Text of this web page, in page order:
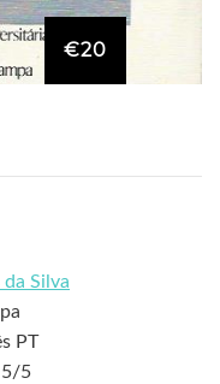
€20
Silva
PT
5/5